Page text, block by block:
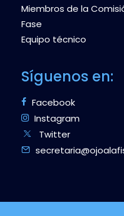
Miembros de la
Fase
Equipo técnico
Síguenos en:
Facebook
Instagram
Twitter